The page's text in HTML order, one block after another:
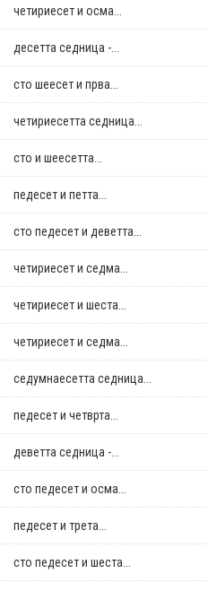
четириесет и осма...
десетта седница -...
сто шеесет и прва...
четириесетта седница...
сто и шеесетта...
педесет и петта...
сто педесет и деветта...
четириесет и седма...
четириесет и шеста...
четириесет и седма...
седумнаесетта седница...
педесет и четврта...
деветта седница -...
сто педесет и осма...
педесет и трета...
сто педесет и шеста...